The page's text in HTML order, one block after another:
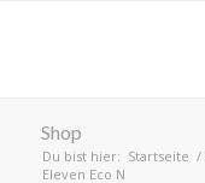
Shop
Du bist hier: Startseite /
Eleven Eco N